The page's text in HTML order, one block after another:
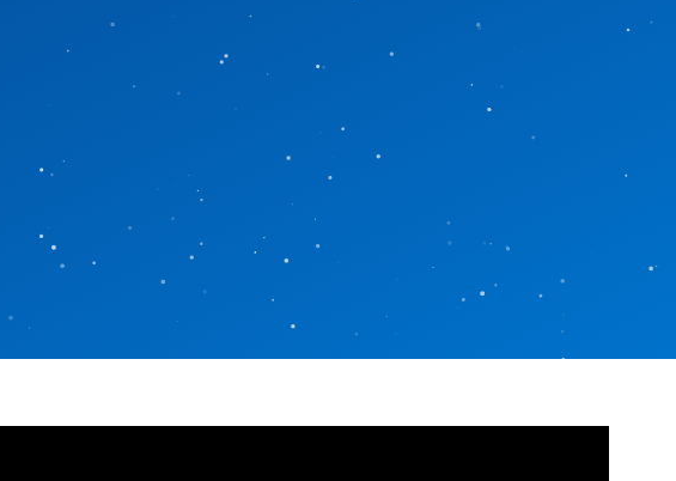
Projektcontrolling leicht gemacht